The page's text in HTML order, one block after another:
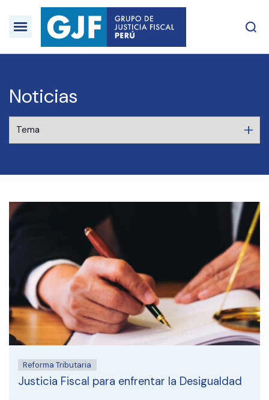
Noticias
Reforma Tributaria
Justicia Fiscal para enfrentar la Desigualdad